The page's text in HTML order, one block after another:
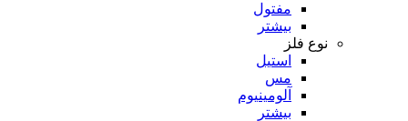
مفتول
بیشتر
نوع فلز
استیل
مس
آلومینیوم
بیشتر